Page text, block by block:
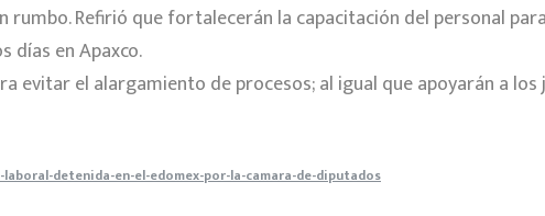
rumbo. Refirió que fortalecerán la capacitación del personal
días en Apaxco.
evitar el alargamiento de procesos; al igual que apoyarán a
detenida-en-el-edomex-por-la-camara-de-diputados